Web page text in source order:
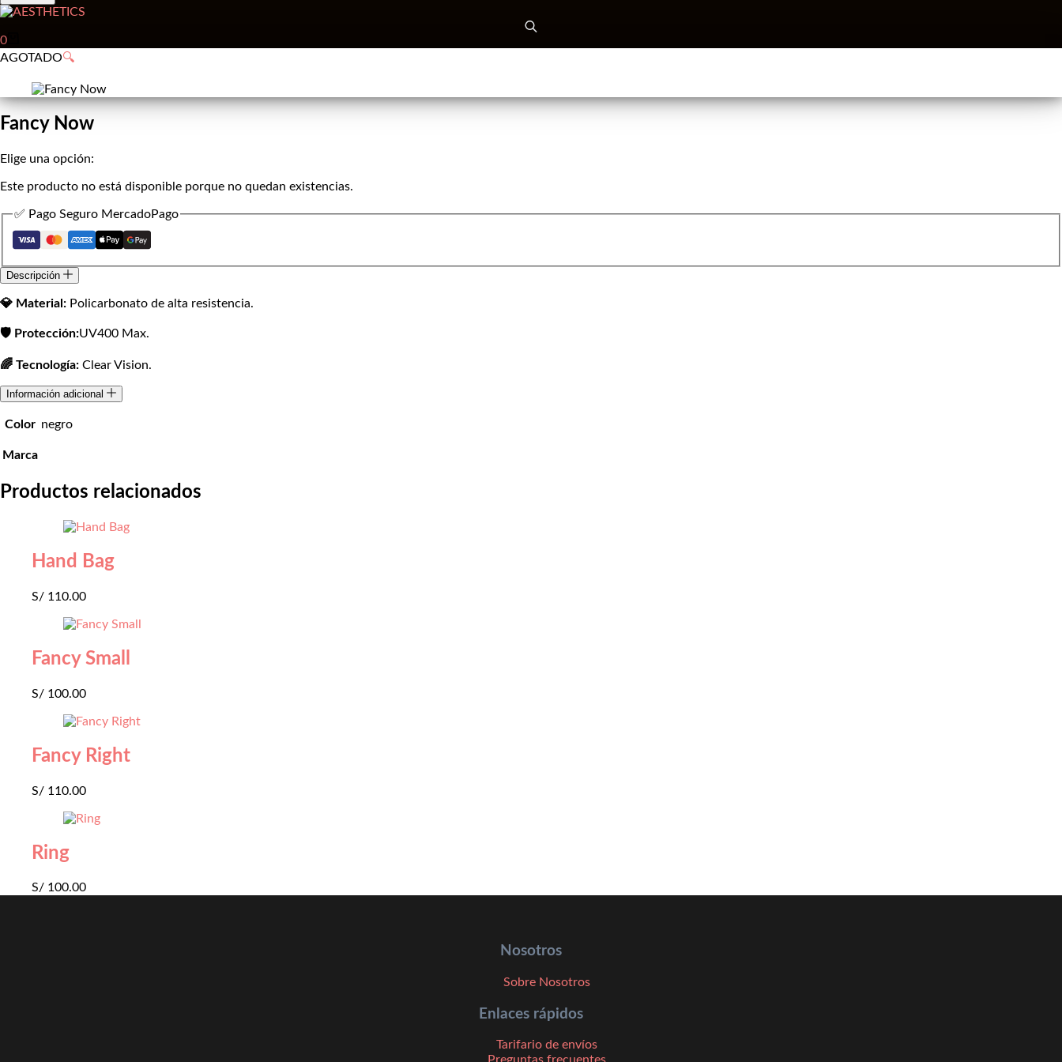
Carro
de
0
AGOTADO🔍
Fancy Now
Elige una opción:
Este producto no está disponible porque no quedan existencias.
✅ Pago Seguro MercadoPago
Descripción
💎 Material: Policarbonato de alta resistencia.
🛡️ Protección:UV400 Max.
🌈 Tecnología: Clear Vision.
Información adicional
Color negro
Marca
Productos relacionados
Hand Bag
S/ 110.00
Fancy Small
S/ 100.00
Fancy Right
S/ 110.00
Ring
S/ 100.00
Nosotros
Sobre Nosotros
Enlaces rápidos
Tarifario de envíos